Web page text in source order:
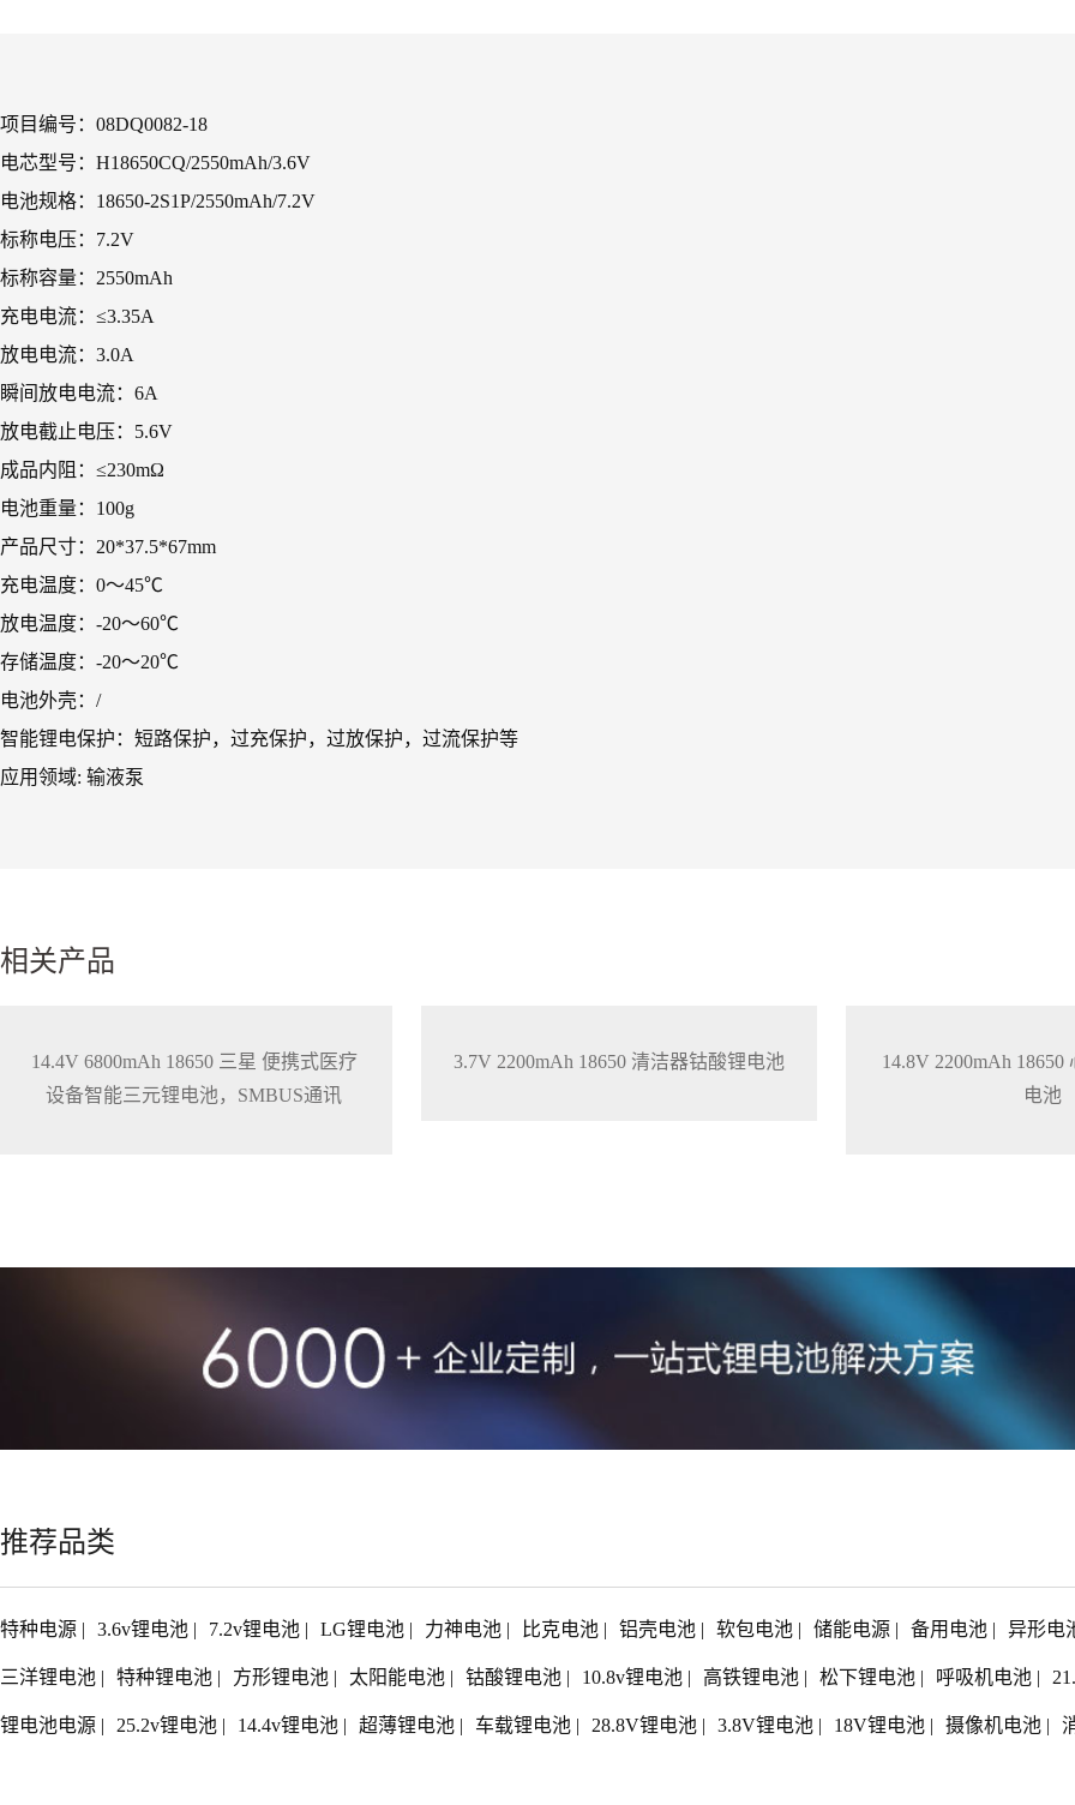
项目编号：08DQ0082-18
电芯型号：H18650CQ/2550mAh/3.6V
电池规格：18650-2S1P/2550mAh/7.2V
标称电压：7.2V
标称容量：2550mAh
充电电流：≤3.35A
放电电流：3.0A
瞬间放电电流：6A
放电截止电压：5.6V
成品内阻：≤230mΩ
电池重量：100g
产品尺寸：20*37.5*67mm
充电温度：0～45℃
放电温度：-20～60℃
存储温度：-20～20℃
电池外壳：/
智能锂电保护：短路保护，过充保护，过放保护，过流保护等
应用领域: 输液泵
相关产品
14.4V 6800mAh 18650 三星 便携式医疗
设备智能三元锂电池，SMBUS通讯
3.7V 2200mAh 18650 清洁器钴酸锂电池
14.8V 2200mAh
电池
推荐品类
特种电源 | 3.6v锂电池 | 7.2v锂电池 | LG锂电池 | 力神电池 | 比克电池 | 铝壳电池 | 软包电池 | 储能电源 | 备用电池 | 异形电
三洋锂电池 | 特种锂电池 | 方形锂电池 | 太阳能电池 | 钴酸锂电池 | 10.8v锂电池 | 高铁锂电池 | 松下锂电池 | 呼吸机电池 |
锂电池电源 | 25.2v锂电池 | 14.4v锂电池 | 超薄锂电池 | 车载锂电池 | 28.8V锂电池 | 3.8V锂电池 | 18V锂电池 | 摄像机电池 |